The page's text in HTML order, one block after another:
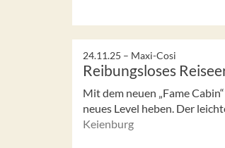
24.11.25 – Maxi-Cosi
Reibungsloses
Mit dem neuen „Fame
neues Level heben. Der
Keienburg